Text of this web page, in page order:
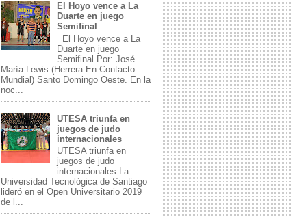
El Hoyo vence a La
Duarte en juego
Semifinal
El Hoyo vence a La
Duarte en juego
Semifinal Por: José
María Lewis (Herrera En Contacto
Mundial) Santo Domingo Oeste. En la
noc...
UTESA triunfa en
juegos de judo
internacionales
UTESA triunfa en
juegos de judo
internacionales La
Universidad Tecnológica de Santiago
lideró en el Open Universitario 2019
de l...